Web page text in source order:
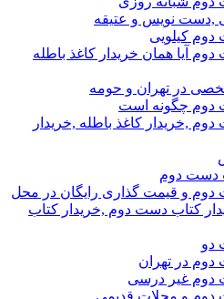
,دست نویس و عتیقه
کیلویی
آیا همان خریدار کاغذ باطله
در تهران و حومه
دوم چگونه است
,خریدار کاغذ باطله ,خریدار
دست دوم
دوم و قیمت گذاری رایگان در محل
کتاب دست دوم ,خریدار کتاب
دو
در تهران
دوم غیر درسی